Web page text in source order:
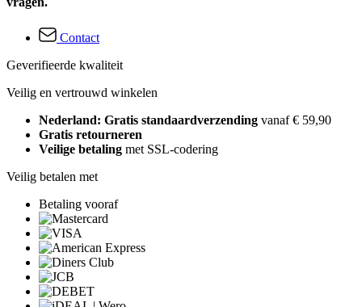
Contact
Geverifieerde kwaliteit
Veilig en vertrouwd winkelen
Nederland: Gratis standaardverzending vanaf € 59,90
Gratis retourneren
Veilige betaling met SSL-codering
Veilig betalen met
Betaling vooraf